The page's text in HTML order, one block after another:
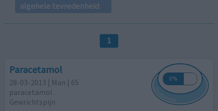
algehele tevredenheid
1
Paracetamol
28-03-2013 | Man | 65
paracetamol
Gewrichtspijn